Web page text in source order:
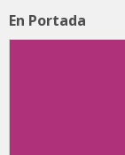
En Portada